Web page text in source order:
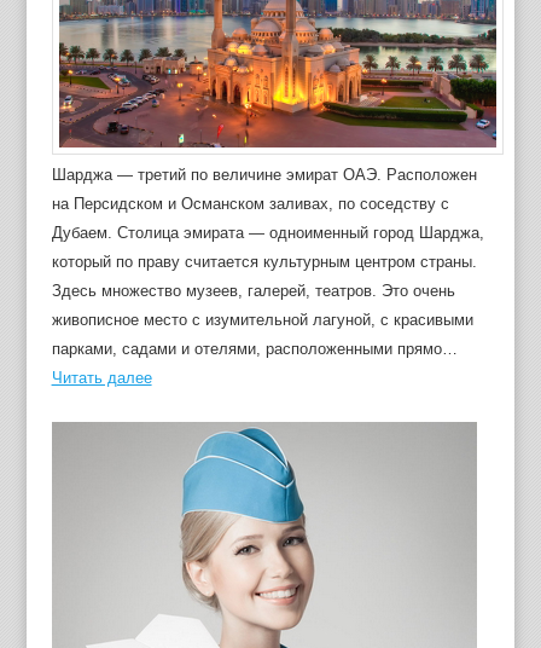
Шарджа — третий по величине эмират ОАЭ. Расположен
на Персидском и Османском заливах, по соседству с
Дубаем. Столица эмирата — одноименный город Шарджа,
который по праву считается культурным центром страны.
Здесь множество музеев, галерей, театров. Это очень
живописное место с изумительной лагуной, с красивыми
парками, садами и отелями, расположенными прямо…
Читать далее